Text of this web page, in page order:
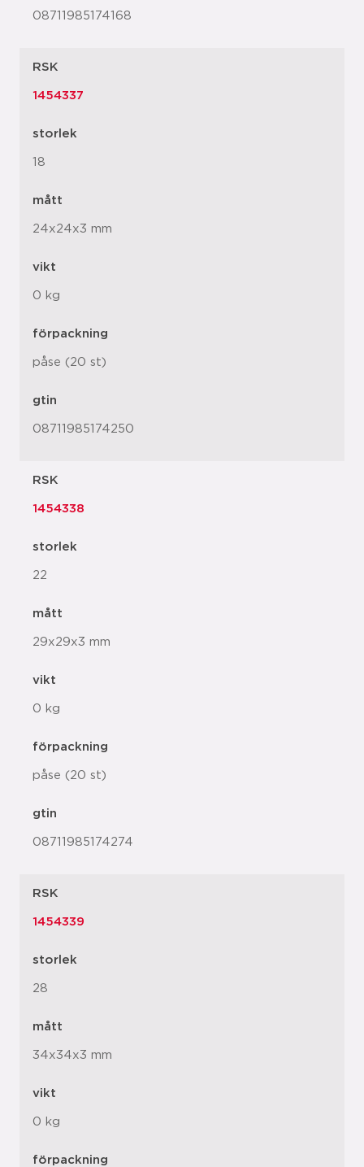
08711985174168
RSK
1454337
storlek
18
mått
24x24x3 mm
vikt
0 kg
förpackning
påse (20 st)
gtin
08711985174250
RSK
1454338
storlek
22
mått
29x29x3 mm
vikt
0 kg
förpackning
påse (20 st)
gtin
08711985174274
RSK
1454339
storlek
28
mått
34x34x3 mm
vikt
0 kg
förpackning